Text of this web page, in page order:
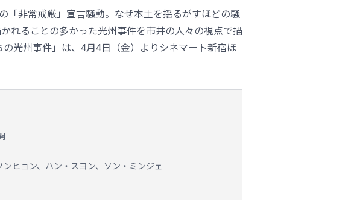
「非常戒厳」宣言騒動。なぜ本土を揺るがすほどの騒
れることの多かった光州事件を市井の人々の視点で描
光州事件」は、4月4日（金）よりシネマート新宿ほ
ヒョン、ハン・スヨン、ソン・ミンジェ